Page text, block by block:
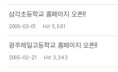
삼각초등학교 홈페이지 오픈!!
2005-03-01 Hit 5,561
광주제일고등학교 홈페이지 오픈!!
2005-02-21 Hit 3,343